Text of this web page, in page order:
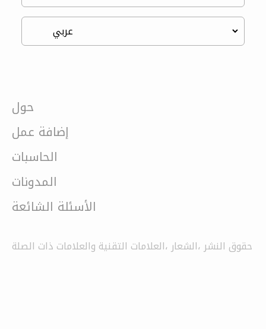
حول
إضافة عمل
الحاسبات
المدونات
الأسئلة الشائعة
حقوق النشر ،الشعار ،العلامات التقنية والعلامات ذات الصلة